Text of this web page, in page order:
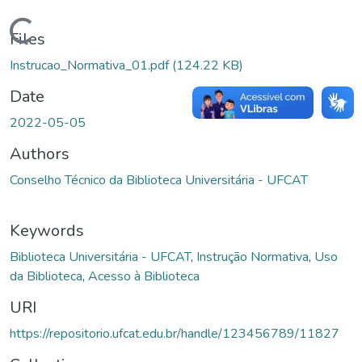
Loading...
Files
Instrucao_Normativa_01.pdf(124.22 KB)
Date
2022-05-05
Authors
Conselho Técnico da Biblioteca Universitária - UFCAT
Keywords
Biblioteca Universitária - UFCAT, Instrução Normativa, Uso
da Biblioteca, Acesso à Biblioteca
URI
https://repositorio.ufcat.edu.br/handle/123456789/11827